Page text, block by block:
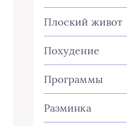
Плоский живот
Похудение
Программы
Разминка